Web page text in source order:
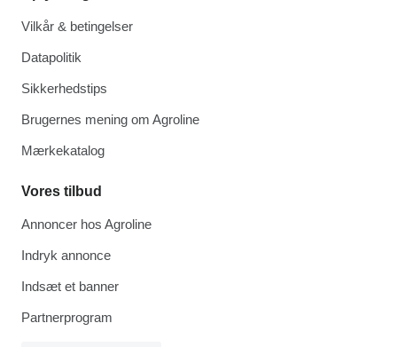
Vilkår & betingelser
Datapolitik
Sikkerhedstips
Brugernes mening om Agroline
Mærkekatalog
Vores tilbud
Annoncer hos Agroline
Indryk annonce
Indsæt et banner
Partnerprogram